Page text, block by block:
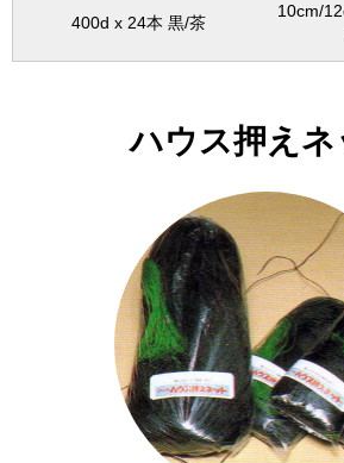
400d x 24本 黒/茶
10cm/
ハウス押えネ